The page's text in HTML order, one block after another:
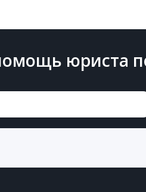
юриста